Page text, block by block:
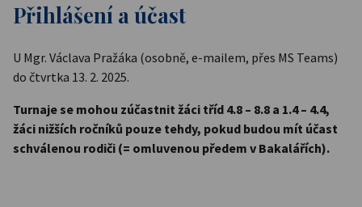
Přihlášení a účast
U Mgr. Václava Pražáka (osobně, e-mailem, přes MS Teams)
do čtvrtka 13. 2. 2025.
Turnaje se mohou zúčastnit žáci tříd 4.8 – 8.8 a 1.4 – 4.4,
žáci nižších ročníků pouze tehdy, pokud budou mít účast
schválenou rodiči (= omluvenou předem v Bakalářích).